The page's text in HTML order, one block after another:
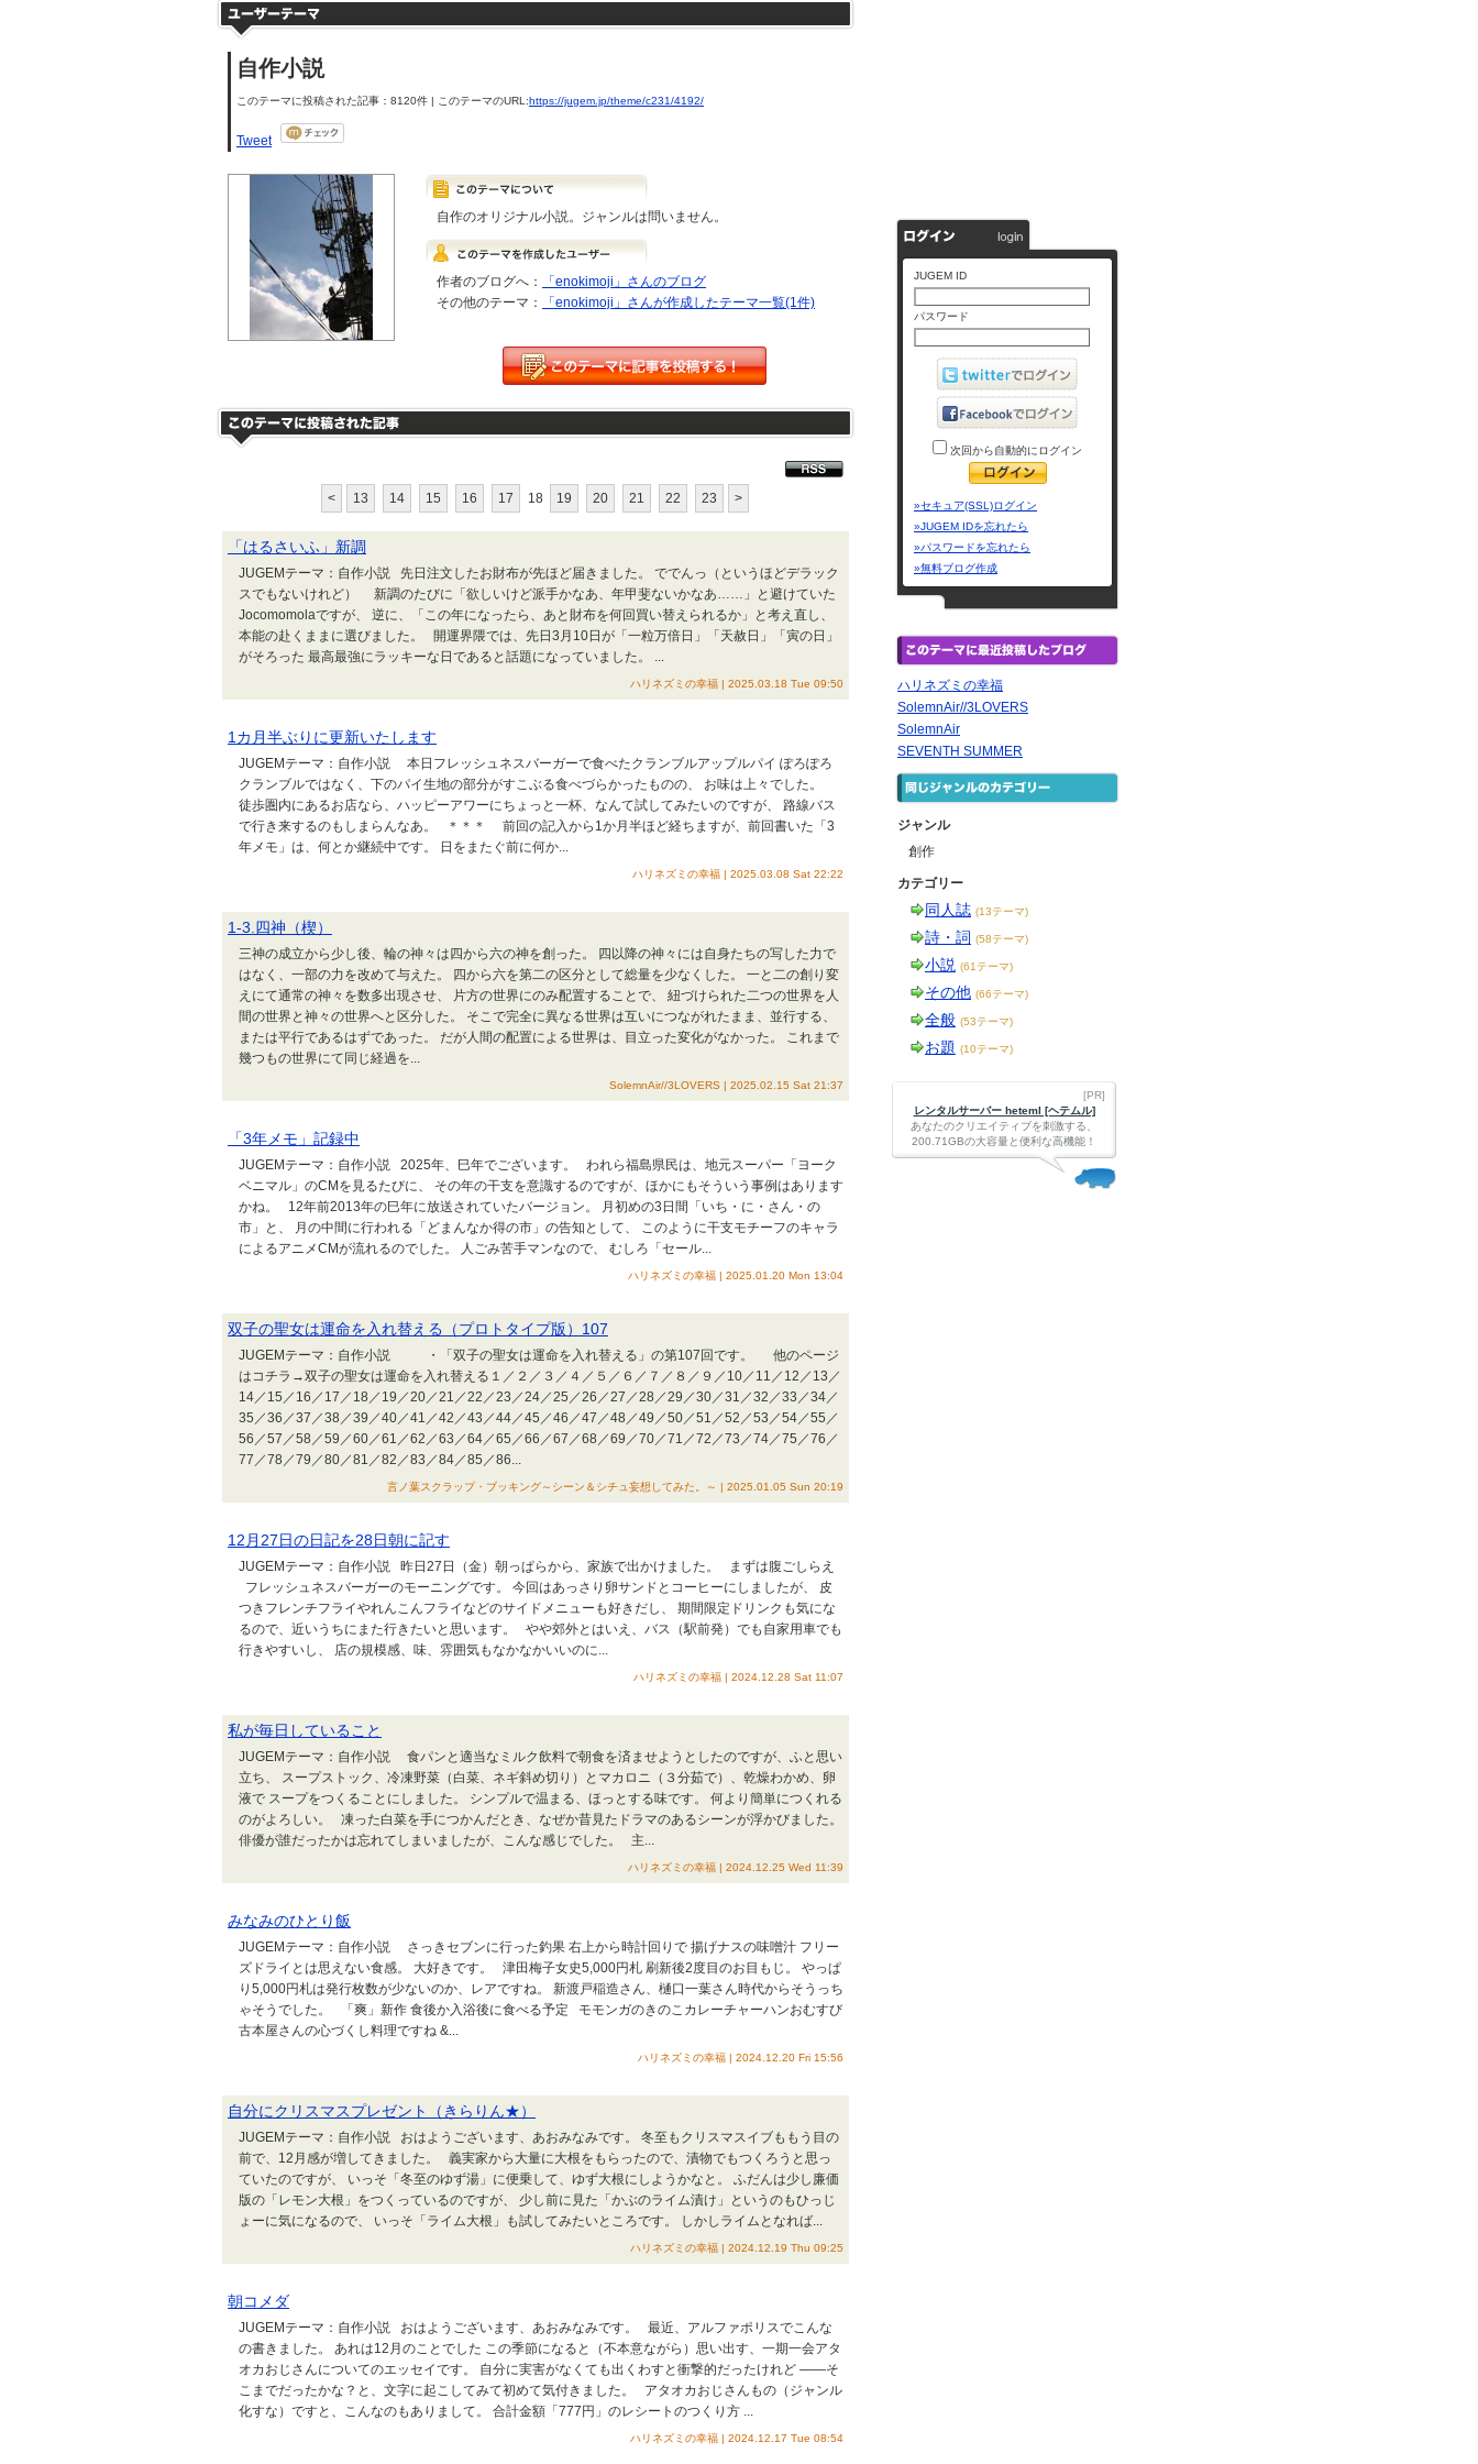
自作小説
このテーマに投稿された記事：8120件 | このテーマのURL:https://jugem.jp/theme/c231/4192/
Tweet
自作のオリジナル小説。ジャンルは問いません。
作者のブログへ：
「enokimoji」さんのブログ
その他のテーマ：
「enokimoji」さんが作成したテーマ一覧(1件)
< 13 14 15 16 17 18 19 20 21 22 23 >
「はるさいふ」新調
JUGEMテーマ：自作小説 先日注文したお財布が先ほど届きました。 ででんっ（というほどデラック
スでもないけれど） 新調のたびに「欲しいけど派手かなあ、年甲斐ないかなあ……」と避けていた
Jocomomolaですが、 逆に、「この年になったら、あと財布を何回買い替えられるか」と考え直し、
本能の赴くままに選びました。 開運界隈では、先日3月10日が「一粒万倍日」「天赦日」「寅の日」
がそろった 最高最強にラッキーな日であると話題になっていました。 ...
ハリネズミの幸福 | 2025.03.18 Tue 09:50
1カ月半ぶりに更新いたします
JUGEMテーマ：自作小説 本日フレッシュネスバーガーで食べたクランブルアップルパイ ぽろぽろ
クランブルではなく、下のパイ生地の部分がすこぶる食べづらかったものの、 お味は上々でした。
徒歩圏内にあるお店なら、ハッピーアワーにちょっと一杯、なんて試してみたいのですが、 路線バス
で行き来するのもしまらんなあ。 ＊＊＊ 前回の記入から1か月半ほど経ちますが、前回書いた「3
年メモ」は、何とか継続中です。 日をまたぐ前に何か...
ハリネズミの幸福 | 2025.03.08 Sat 22:22
1-3.四神（楔）
三神の成立から少し後、輪の神々は四から六の神を創った。 四以降の神々には自身たちの写した力で
はなく、一部の力を改めて与えた。 四から六を第二の区分として総量を少なくした。 一と二の創り変
えにて通常の神々を数多出現させ、 片方の世界にのみ配置することで、 紐づけられた二つの世界を人
間の世界と神々の世界へと区分した。 そこで完全に異なる世界は互いにつながれたまま、並行する、
または平行であるはずであった。 だが人間の配置による世界は、目立った変化がなかった。 これまで
幾つもの世界にて同じ経過を...
SolemnAir//3LOVERS | 2025.02.15 Sat 21:37
「3年メモ」記録中
JUGEMテーマ：自作小説 2025年、巳年でございます。 われら福島県民は、地元スーパー「ヨーク
ベニマル」のCMを見るたびに、 その年の干支を意識するのですが、ほかにもそういう事例はあります
かね。 12年前2013年の巳年に放送されていたバージョン。 月初めの3日間「いち・に・さん・の
市」と、 月の中間に行われる「どまんなか得の市」の告知として、 このように干支モチーフのキャラ
によるアニメCMが流れるのでした。 人ごみ苦手マンなので、 むしろ「セール...
ハリネズミの幸福 | 2025.01.20 Mon 13:04
双子の聖女は運命を入れ替える（プロトタイプ版）107
JUGEMテーマ：自作小説 ・「双子の聖女は運命を入れ替える」の第107回です。 他のページ
はコチラ→双子の聖女は運命を入れ替える１／２／３／４／５／６／７／８／９／10／11／12／13／
14／15／16／17／18／19／20／21／22／23／24／25／26／27／28／29／30／31／32／33／34／
35／36／37／38／39／40／41／42／43／44／45／46／47／48／49／50／51／52／53／54／55／
56／57／58／59／60／61／62／63／64／65／66／67／68／69／70／71／72／73／74／75／76／
77／78／79／80／81／82／83／84／85／86...
言ノ葉スクラップ・ブッキング～シーン＆シチュ妄想してみた。～ | 2025.01.05 Sun 20:19
12月27日の日記を28日朝に記す
JUGEMテーマ：自作小説 昨日27日（金）朝っぱらから、家族で出かけました。 まずは腹ごしらえ
フレッシュネスバーガーのモーニングです。 今回はあっさり卵サンドとコーヒーにしましたが、 皮
つきフレンチフライやれんこんフライなどのサイドメニューも好きだし、 期間限定ドリンクも気にな
るので、近いうちにまた行きたいと思います。 やや郊外とはいえ、バス（駅前発）でも自家用車でも
行きやすいし、 店の規模感、味、雰囲気もなかなかいいのに...
ハリネズミの幸福 | 2024.12.28 Sat 11:07
私が毎日していること
JUGEMテーマ：自作小説 食パンと適当なミルク飲料で朝食を済ませようとしたのですが、ふと思い
立ち、 スープストック、冷凍野菜（白菜、ネギ斜め切り）とマカロニ（３分茹で）、乾燥わかめ、卵
液で スープをつくることにしました。 シンプルで温まる、ほっとする味です。 何より簡単につくれる
のがよろしい。 凍った白菜を手につかんだとき、なぜか昔見たドラマのあるシーンが浮かびました。
俳優が誰だったかは忘れてしまいましたが、こんな感じでした。 主...
ハリネズミの幸福 | 2024.12.25 Wed 11:39
みなみのひとり飯
JUGEMテーマ：自作小説 さっきセブンに行った釣果 右上から時計回りで 揚げナスの味噌汁 フリー
ズドライとは思えない食感。 大好きです。 津田梅子女史5,000円札 刷新後2度目のお目もじ。 やっぱ
り5,000円札は発行枚数が少ないのか、レアですね。 新渡戸稲造さん、樋口一葉さん時代からそうっち
ゃそうでした。 「爽」新作 食後か入浴後に食べる予定 モモンガのきのこカレーチャーハンおむすび
古本屋さんの心づくし料理ですね &...
ハリネズミの幸福 | 2024.12.20 Fri 15:56
自分にクリスマスプレゼント（きらりん★）
JUGEMテーマ：自作小説 おはようございます、あおみなみです。 冬至もクリスマスイブももう目の
前で、12月感が増してきました。 義実家から大量に大根をもらったので、漬物でもつくろうと思っ
ていたのですが、 いっそ「冬至のゆず湯」に便乗して、ゆず大根にしようかなと。 ふだんは少し廉価
版の「レモン大根」をつくっているのですが、 少し前に見た「かぶのライム漬け」というのもひっじ
ょーに気になるので、 いっそ「ライム大根」も試してみたいところです。 しかしライムとなれば...
ハリネズミの幸福 | 2024.12.19 Thu 09:25
朝コメダ
JUGEMテーマ：自作小説 おはようございます、あおみなみです。 最近、アルファポリスでこんな
の書きました。 あれは12月のことでした この季節になると（不本意ながら）思い出す、一期一会アタ
オカおじさんについてのエッセイです。 自分に実害がなくても出くわすと衝撃的だったけれど ――そ
こまでだったかな？と、文字に起こしてみて初めて気付きました。 アタオカおじさんもの（ジャンル
化すな）ですと、こんなのもありまして。 合計金額「777円」のレシートのつくり方 ...
ハリネズミの幸福 | 2024.12.17 Tue 08:54
JUGEM ID
パスワード
次回から自動的にログイン
»セキュア(SSL)ログイン
»JUGEM IDを忘れたら
»パスワードを忘れたら
»無料ブログ作成
ハリネズミの幸福
SolemnAir//3LOVERS
SolemnAir
SEVENTH SUMMER
ジャンル
創作
カテゴリー
同人誌 (13テーマ)
詩・詞 (58テーマ)
小説 (61テーマ)
その他 (66テーマ)
全般 (53テーマ)
お題 (10テーマ)
[PR]
レンタルサーバー heteml [ヘテムル]
あなたのクリエイティブを刺激する、
200.71GBの大容量と便利な高機能！